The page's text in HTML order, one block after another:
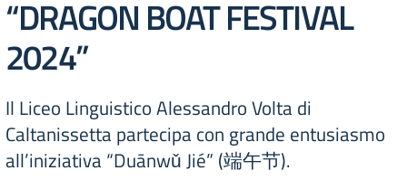
“DRAGON BOAT FESTIVAL
2024”
Il Liceo Linguistico Alessandro Volta di
Caltanissetta partecipa con grande entusiasmo
all’iniziativa “Duānwǔ Jié” (端午节).